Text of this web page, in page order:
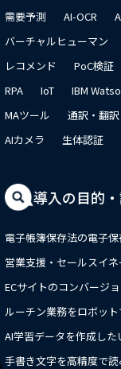
需要予測
AI-OCR
バーチャルヒューマン
レコメンド
PoC検証
RPA
IoT
IBM
MAツール
通訳・翻訳
AIカメラ
生体認証
導入の目的
電子帳簿保存法の電子
営業支援・セールスイ
ECサイトのコンバージ
ルーチン業務をロボッ
AI学習データを作成した
手書き文字を高精度で